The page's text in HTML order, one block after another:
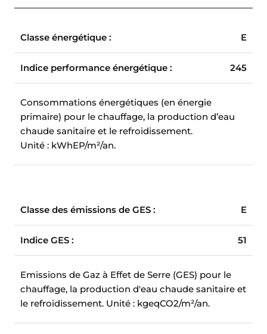
Classe énergétique : E
Indice performance énergétique : 245
Consommations énergétiques (en énergie
primaire) pour le chauffage, la production d’eau
chaude sanitaire et le refroidissement.
Unité : kWhEP/m²/an.
Classe des émissions de GES : E
Indice GES : 51
Emissions de Gaz à Effet de Serre (GES) pour le
chauffage, la production d'eau chaude sanitaire et
le refroidissement. Unité : kgeqCO2/m²/an.